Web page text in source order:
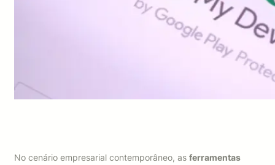
No cenário empresarial contemporâneo, as ferramentas